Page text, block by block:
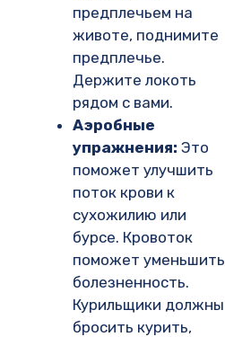
предплечьем на
животе, поднимите
предплечье.
Держите локоть
рядом с вами.
Аэробные
упражнения: Это
поможет улучшить
поток крови к
сухожилию или
бурсе. Кровоток
поможет уменьшить
болезненность.
Курильщики должны
бросить курить,